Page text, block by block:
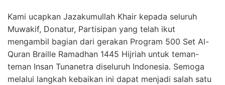
Kami ucapkan Jazakumullah Khair kepada seluruh
Muwakif, Donatur, Partisipan yang telah ikut
mengambil bagian dari gerakan Program 500 Set Al-
Quran Braille Ramadhan 1445 Hijriah untuk teman-
teman Insan Tunanetra diseluruh Indonesia. Semoga
melalui langkah kebaikan ini dapat menjadi salah satu